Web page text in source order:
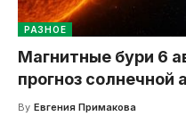
РАЗНОЕ
Магнитные бури 6
прогноз солнечной
By Евгения Примакова